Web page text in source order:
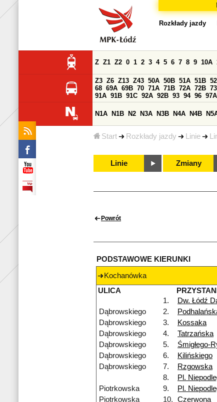
Start Rozkłady jazdy Linie
Rozkłady jazdy
Z Z1 Z2 0 1 2 3 4 5 6 7 8 9 10A
Z3 Z6 Z13 Z43 50A 50B 51A 51B 52
68 69A 69B 70 71A 71B 72A 72B 73
91A 91B 91C 92A 92B 93 94 96 97A
N1A N1B N2 N3A N3B N4A N4B
Linie Zmiany
Powrót
PODSTAWOWE KIERUNKI
Kochanówka
ULICA
1.
Dw. Łódź
Dąbrowskiego
2.
Dąbrowskiego
3. Kossaka
Dąbrowskiego
4. Tatrzańska
Dąbrowskiego
5. Śmigłego-
Dąbrowskiego
6. Kilińskiego
Dąbrowskiego
7. Rzgowska
8.
Pl.
Piotrkowska
9. Pl.
Piotrkowska
10. Czerwona